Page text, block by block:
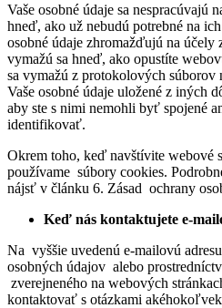
Vaše osobné údaje sa nespracúvajú
hneď, ako už nebudú potrebné na
osobné údaje zhromažďujú na účely
vymažú sa hneď, ako opustíte
sa vymažú z protokolových
Vaše osobné údaje uložené z iných
aby ste s nimi nemohli byť spojené
identifikovať.
Okrem toho, keď navštívite webové
používame súbory cookies.
nájsť v článku 6. Zásad ochrany
Keď nás kontaktujete e-
Na vyššie uvedenú e-mailovú
osobných údajov alebo
zverejneného na webových
kontaktovať s otázkami